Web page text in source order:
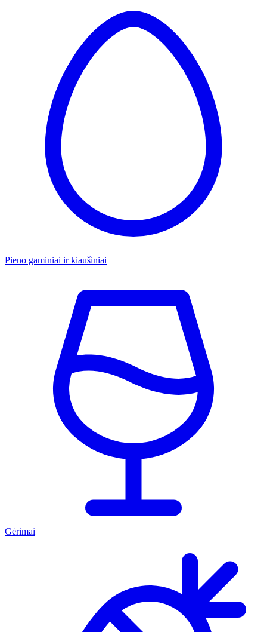
Pieno gaminiai ir kiaušiniai
Gėrimai